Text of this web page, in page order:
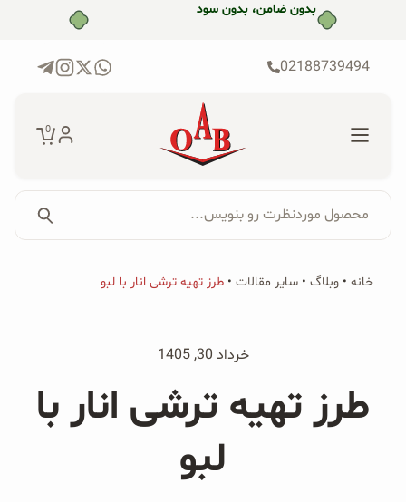
02188739494
0
برای:
جستجو...
پکیج‌ها
محصولات ارگانیک
محصولات جو دوسر
محصول موردنظرت رو بنویس...
خانه • وبلاگ • سایر مقالات • طرز تهیه ترشی انار با لبو
خرداد 30, 1405
طرز تهیه ترشی انار با
لبو